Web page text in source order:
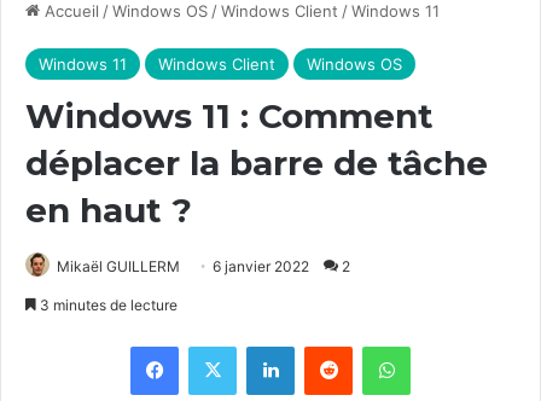
Accueil /Windows OS/Windows Client /Windows 11
Windows 11 Windows Client Windows OS
Windows 11 : Comment
déplacer la barre de tâche
en haut ?
Mikaël GUILLERM 6 janvier 2022 2
3 minutes de lecture
Facebook
X LinkedinReddit WhatsApp